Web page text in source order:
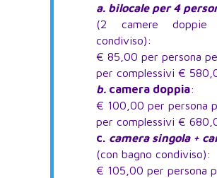
a. bilocale per 4
(2 camere doppie
condiviso):
€ 85,00 per persona
per complessivi €
b.camera doppia:
€ 100,00 per persona
per complessivi €
c.
camera singola +
(con bagno condiviso):
€ 105,00 per persona